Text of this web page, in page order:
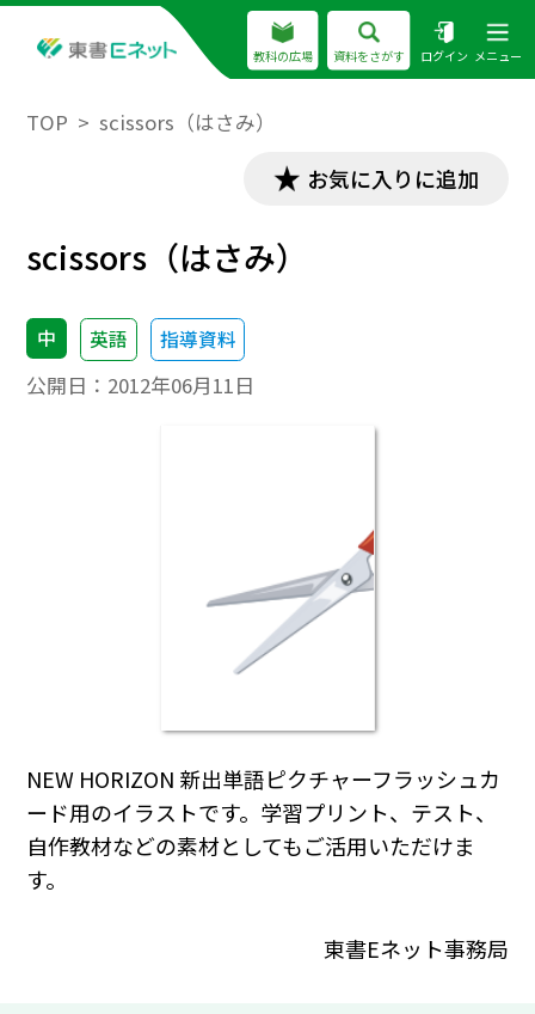
教科の広場 資料をさがす ログイン メニュー
TOP scissors（はさみ）
お気に入りに追加
scissors（はさみ）
中 英語 指導資料
公開日： 2012年06月11日
NEW HORIZON 新出単語ピクチャーフラッシュカ
ード用のイラストです。学習プリント、テスト、
自作教材などの素材としてもご活用いただけま
す。
東書Eネット事務局